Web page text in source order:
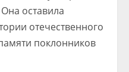
оставила
отечественного
поклонников